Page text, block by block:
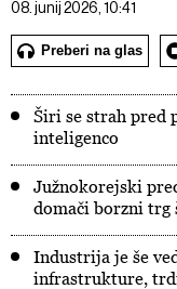
08. junij 2026, 10:41
Preberi na glas
Širi se strah pred
inteligenco
Južnokorejski
domači borzni trg
Industrija je še
infrastrukture,